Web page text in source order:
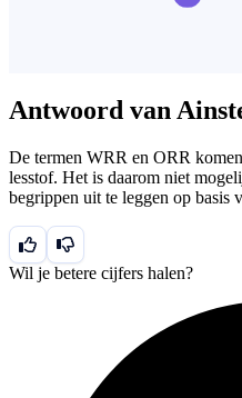
Antwoord van
De termen WRR en ORR
lesstof. Het is daarom niet
begrippen uit te leggen op basis
Wil je betere cijfers halen?